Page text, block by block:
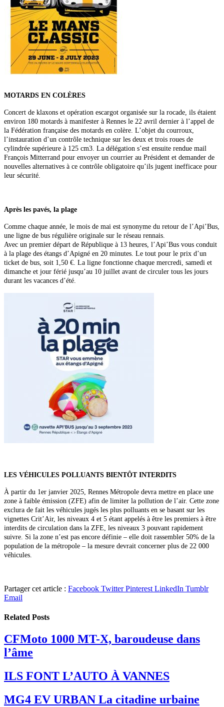
MOTARDS EN COLÈRES
Concert de klaxons et opération escargot organisée sur la rocade, ils étaient
environ 180 motards à manifester à Rennes le 22 avril dernier à l’appel de
la Fédération française des motards en colère. L’objet du courroux,
l’instauration d’un contrôle technique sur les deux et trois roues de
cylindrée supérieure à 125 cm3. La délégation s’est ensuite rendue mail
François Mitterrand pour envoyer un courrier au Président et demander de
nouvelles alternatives à ce contrôle obligatoire qu’ils jugent inefficace pour
leur sécurité.
Après les pavés, la plage
Comme chaque année, le mois de mai est synonyme du retour de l’Api’Bus,
une ligne de bus régulière originale sur le réseau rennais.
Avec un premier départ de République à 13 heures, l’Api’Bus vous conduit
à la plage des étangs d’Apigné en 20 minutes. Le tout pour le prix d’un
ticket de bus, soit 1,50 €. La ligne fonctionne chaque mercredi, samedi et
dimanche et jour férié jusqu’au 10 juillet avant de circuler tous les jours
durant les vacances d’été.
LES VÉHICULES POLLUANTS BIENTÔT INTERDITS
À partir du 1er janvier 2025, Rennes Métropole devra mettre en place une
zone à faible émission (ZFE) afin de limiter la pollution de l’air. Cette zone
exclura de fait les véhicules jugés les plus polluants en se basant sur les
vignettes Crit’Air, les niveaux 4 et 5 étant appelés à être les premiers à être
interdits de circulation dans la ZFE, les niveaux 3 pouvant rapidement
suivre. Si la zone n’est pas encore définie – elle doit rassembler 50% de la
population de la métropole – la mesure devrait concerner plus de 22 000
véhicules.
Partager cet article : Facebook Twitter Pinterest LinkedIn Tumblr
Email
Related Posts
CFMoto 1000 MT-X, baroudeuse dans
l’âme
ILS FONT L’AUTO À VANNES
MG4 EV URBAN La citadine urbaine